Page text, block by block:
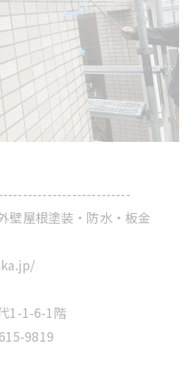
壁屋根塗装・防水・板金
1-1-6-1階
9819